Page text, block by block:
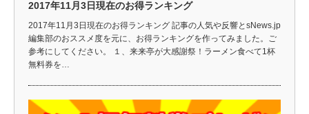
2017年11月3日現在のお得ランキング
2017年11月3日現在のお得ランキング 記事の人気や反響とsNews.jp
編集部のおススメ度を元に、お得ランキングを作ってみました。ご
参考にしてください。 １、来来亭が大感謝祭！ラーメン食べて1杯
無料券を…